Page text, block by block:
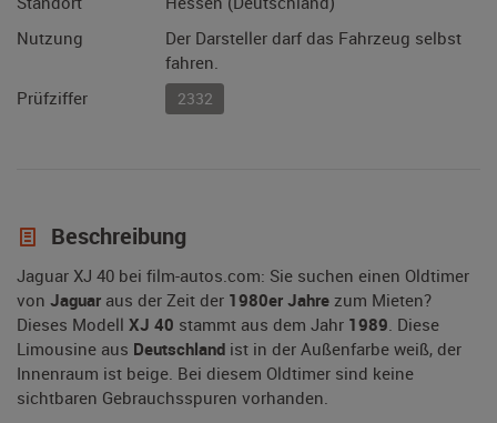
Nutzung
Der Darsteller darf das Fahrzeug selbst
fahren.
Prüfziffer
2332
Beschreibung
Jaguar XJ 40 bei film-autos.com: Sie suchen einen Oldtimer
von Jaguar aus der Zeit der 1980er Jahre zum Mieten?
Dieses Modell XJ 40 stammt aus dem Jahr 1989. Diese
Limousine aus Deutschland ist in der Außenfarbe weiß, der
Innenraum ist beige. Bei diesem Oldtimer sind keine
sichtbaren Gebrauchsspuren vorhanden.